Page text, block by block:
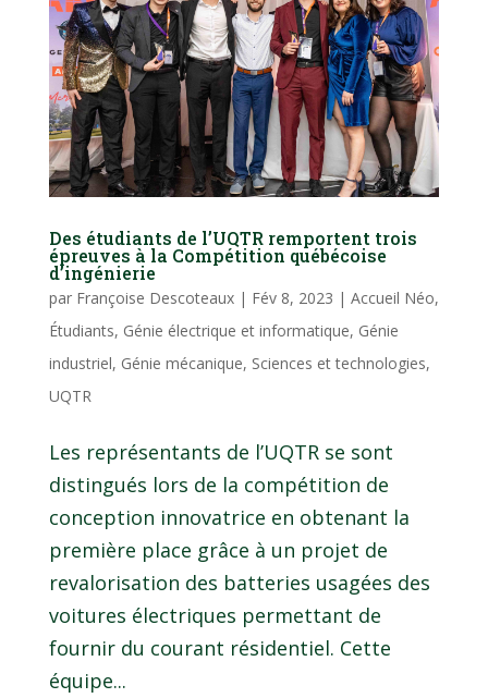
Des étudiants de l’UQTR remportent trois
épreuves à la Compétition québécoise
d’ingénierie
par Françoise Descoteaux| Fév 8, 2023 | Accueil Néo,
Étudiants, Génie électrique et informatique, Génie
industriel, Génie mécanique, Sciences et technologies,
UQTR
Les représentants de l’UQTR se sont
distingués lors de la compétition de
conception innovatrice en obtenant la
première place grâce à un projet de
revalorisation des batteries usagées des
voitures électriques permettant de
fournir du courant résidentiel. Cette
équipe...